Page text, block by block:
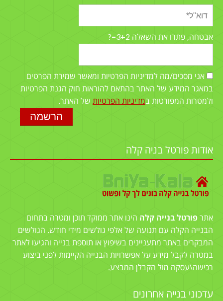
אבטחה, פתרו את השאלה 3+2=?
אני מסכים/מה למדיניות הפרטיות ומאשר שמירת הפרטים
במאגר המידע של האתר בהתאם להוראות חוק הגנת הפרטיות
ולמטרות המפורטות במדיניות הפרטיות של האתר.
אודות פורטל בניה קלה
אתר פורטל בנייה קלה הינו אתר ממוקד תוכן ומטרה בתחום
הבנייה הקלה עם תנועה של אלפי גולשים מידי חודש. הגולשים
המבקרים באתר מתעניינים בשיפוץ או תוספת בנייה והגיעו לאתר
במטרה לקבל מידע על אפשרויות הבנייה הקיימות לפני ביצוע
רכישה\עסקה מול הקבלן המבצע.
עדכוני בנייה אחרונים